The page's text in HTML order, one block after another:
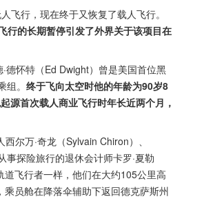
飞行，现在终于又恢复了载人飞行。
行的长期暂停引发了外界关于该项目在
德怀特（Ed Dwight）曾是美国首位黑
。 终于飞向太空时他的年龄为90岁8
源首次载人商业飞行时年长近两个月，
尔万·奇龙（Sylvain Chiron）、
探险旅行的退休会计师卡罗·夏勒
道飞行者一样，他们在大约105公里高
员舱在降落伞辅助下返回德克萨斯州